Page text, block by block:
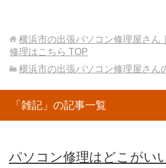
横浜市の出張パソコン修理屋さん
修理はこちら TOP
横浜市の出張パソコン修理屋さん
「雑記」の記事一覧
パソコン修理はどこがい